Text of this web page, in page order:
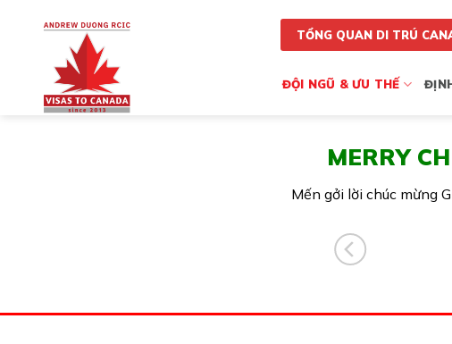
TỔNG QUAN DI TRÚ
ĐỘI NGŨ & ƯU THẾ
MERRY
Mến gởi lời chúc mừng